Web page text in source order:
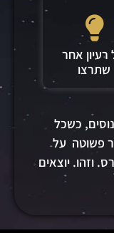
רעיון אחר
שתרצו
, כשכל
פשוטה על
וזהו. יוצאים